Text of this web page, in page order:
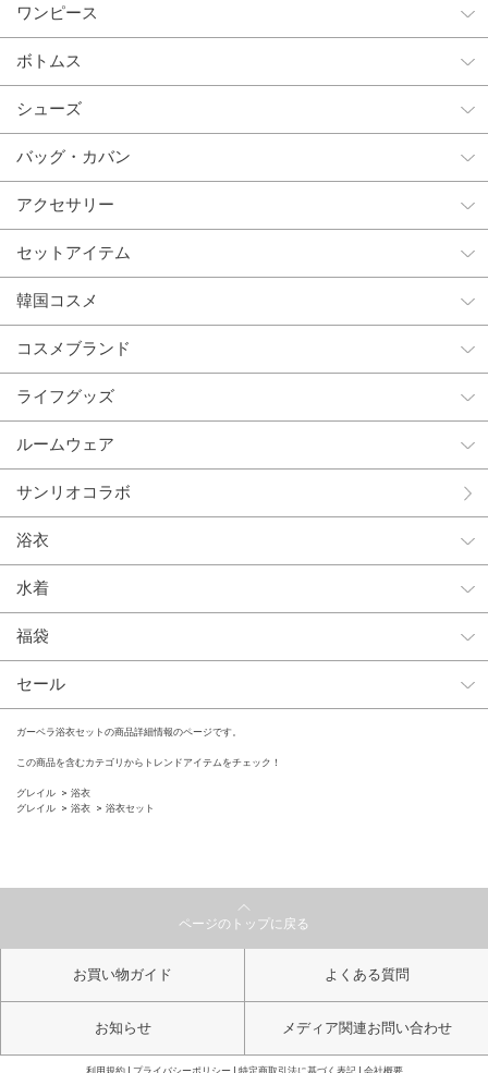
ワンピース
ボトムス
シューズ
バッグ・カバン
アクセサリー
セットアイテム
韓国コスメ
コスメブランド
ライフグッズ
ルームウェア
サンリオコラボ
浴衣
水着
福袋
セール
ガーベラ浴衣セットの商品詳細情報のページです。
この商品を含むカテゴリからトレンドアイテムをチェック！
グレイル
浴衣
グレイル
浴衣 浴衣セット
ページのトップに戻る
お買い物ガイド よくある質問
お知らせ メディア関連お問い合わせ
利用規約 プライバシーポリシー 特定商取引法に基づく表記 会社概要